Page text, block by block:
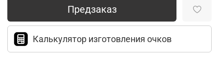
Предзаказ
Калькулятор изготовления очков